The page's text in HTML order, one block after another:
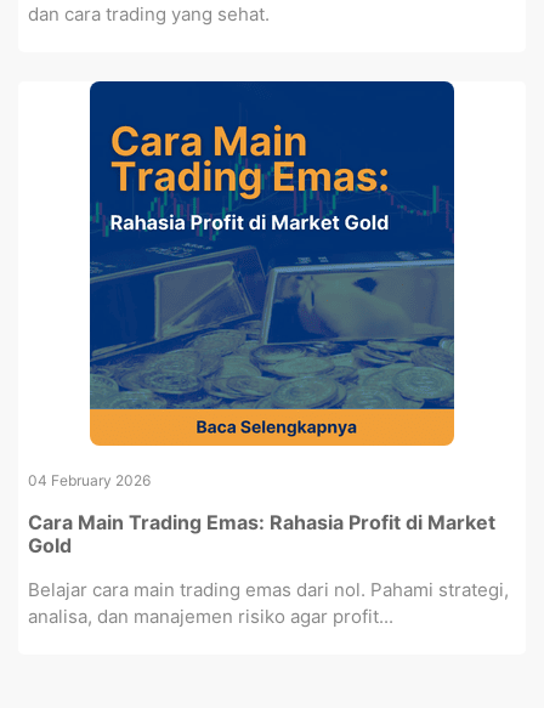
dan cara trading yang sehat.
04 February 2026
Cara Main Trading Emas: Rahasia Profit di Market
Gold
Belajar cara main trading emas dari nol. Pahami strategi,
analisa, dan manajemen risiko agar profit...